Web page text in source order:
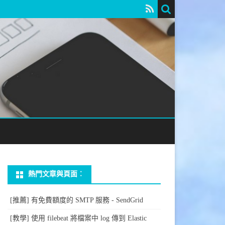
熱門文章與頁面︰
[推薦] 有免費額度的 SMTP 服務 - SendGrid
[教學] 使用 filebeat 將檔案中 log 傳到 Elastic